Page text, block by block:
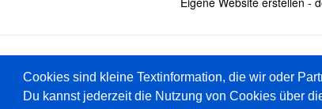
Cookies sind kleine Textinformation, die wir oder
Du kannst jederzeit die Nutzung von Cookies über